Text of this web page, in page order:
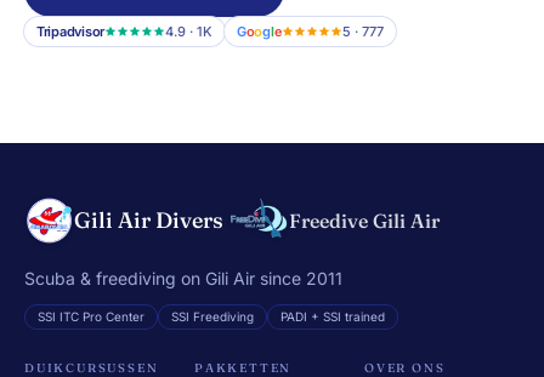
Tripadvisor 4.9 · 1K Google 5 · 777
Gili Air Divers Freedive Gili Air
Scuba & freediving on Gili Air since 2011
SSI ITC Pro Center SSI Freediving PADI + SSI trained
DUIKCURSUSSEN PAKKETTEN OVER ONS